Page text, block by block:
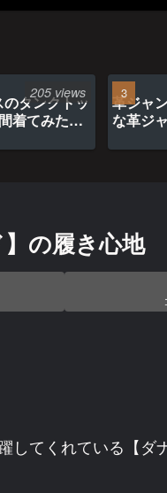
タンクトッ
着てみたら
205 views
革ジャ
な革ジ
の履き心地
してくれている【ダ